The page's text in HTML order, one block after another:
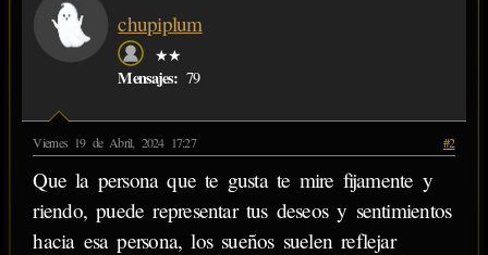
chupiplum
★★
Mensajes: 79
Viernes 19 de Abril, 2024 17:27 #2
Que la persona que te gusta te mire fijamente y
riendo, puede representar tus deseos y sentimientos
hacia esa persona, los sueños suelen reflejar